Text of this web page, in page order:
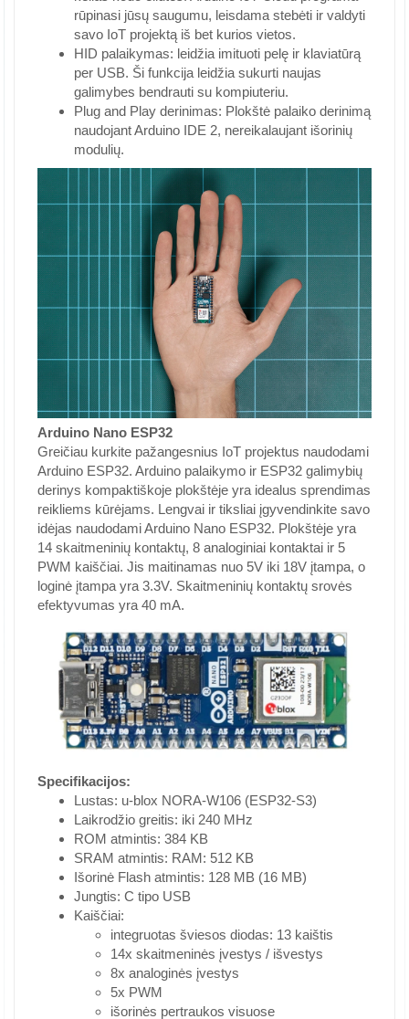
rūpinasi jūsų saugumu, leisdama stebėti ir valdyti
savo IoT projektą iš bet kurios vietos.
HID palaikymas: leidžia imituoti pelę ir klaviatūrą
per USB. Ši funkcija leidžia sukurti naujas
galimybes bendrauti su kompiuteriu.
Plug and Play derinimas: Plokštė palaiko derinimą
naudojant Arduino IDE 2, nereikalaujant išorinių
modulių.
Arduino Nano ESP32
Greičiau kurkite pažangesnius IoT projektus naudodami
Arduino ESP32. Arduino palaikymo ir ESP32 galimybių
derinys kompaktiškoje plokštėje yra idealus sprendimas
reikliems kūrėjams. Lengvai ir tiksliai įgyvendinkite savo
idėjas naudodami Arduino Nano ESP32. Plokštėje yra
14 skaitmeninių kontaktų, 8 analoginiai kontaktai ir 5
PWM kaiščiai. Jis maitinamas nuo 5V iki 18V įtampa, o
loginė įtampa yra 3.3V. Skaitmeninių kontaktų srovės
efektyvumas yra 40 mA.
Specifikacijos:
Lustas: u-blox NORA-W106 (ESP32-S3)
Laikrodžio greitis: iki 240 MHz
ROM atmintis: 384 KB
SRAM atmintis: RAM: 512 KB
Išorinė Flash atmintis: 128 MB (16 MB)
Jungtis: C tipo USB
Kaiščiai:
integruotas šviesos diodas: 13 kaištis
14x skaitmeninės įvestys / išvestys
8x analoginės įvestys
5x PWM
išorinės pertraukos visuose